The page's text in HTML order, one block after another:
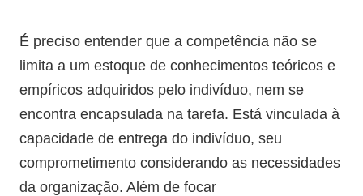
É preciso entender que a competência não se
limita a um estoque de conhecimentos teóricos e
empíricos adquiridos pelo indivíduo, nem se
encontra encapsulada na tarefa. Está vinculada à
capacidade de entrega do indivíduo, seu
comprometimento considerando as necessidades
da organização. Além de focar